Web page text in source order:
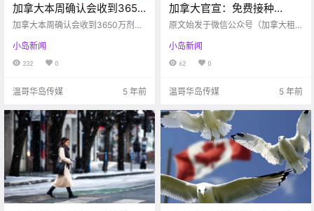
加拿大本周确认会收到3650
万剂疫苗，所有人将在7月1
加拿大本周确认会收到3650万剂疫
针！
小岛新闻
232 0
温哥华岛传媒 5 年前
加拿大官宣：免费接种
COVID-19疫苗; 延长毕业工
原文始发于微信公众号（加拿大租
生、陪读家长、工签人士是否能免
费接种加拿大新冠疫苗一直以来都
存在着较大争议政府官宣了！！加
布：COVID-19疫苗.
小岛新闻
62 0
温哥华岛传媒 5 年前